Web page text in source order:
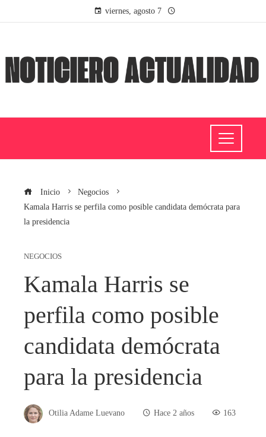
viernes, agosto 7
Inicio
Negocios
Kamala Harris se perfila como posible candidata demócrata para
la presidencia
NEGOCIOS
Kamala Harris se
perfila como posible
candidata demócrata
para la presidencia
Otilia Adame Luevano Hace 2 años 163